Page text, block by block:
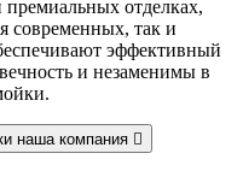
отделках,
современных, так и
эффективный
и незаменимы в
наша компания 